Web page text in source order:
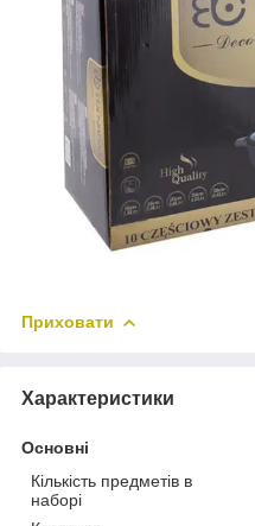
Приховати
Характеристики
Основні
Кількість предметів в
наборі